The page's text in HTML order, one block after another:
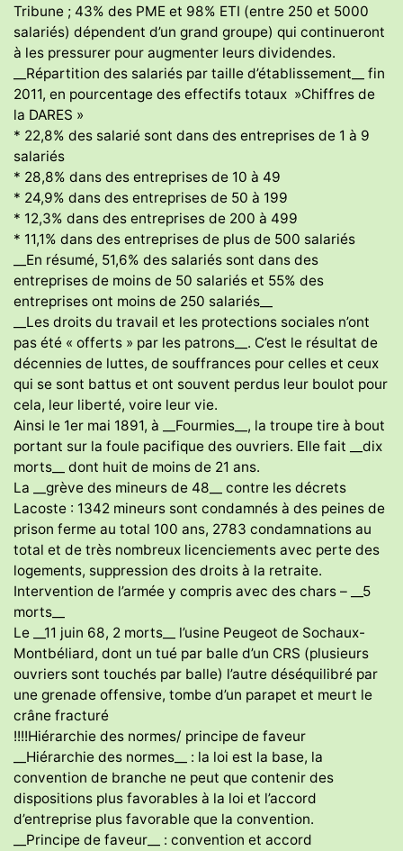
Tribune ; 43% des PME et 98% ETI (entre 250 et 5000
salariés) dépendent d’un grand groupe) qui continueront
à les pressurer pour augmenter leurs dividendes.
__Répartition des salariés par taille d’établissement__ fin
2011, en pourcentage des effectifs totaux »Chiffres de
la DARES »
* 22,8% des salarié sont dans des entreprises de 1 à 9
salariés
* 28,8% dans des entreprises de 10 à 49
* 24,9% dans des entreprises de 50 à 199
* 12,3% dans des entreprises de 200 à 499
* 11,1% dans des entreprises de plus de 500 salariés
__En résumé, 51,6% des salariés sont dans des
entreprises de moins de 50 salariés et 55% des
entreprises ont moins de 250 salariés__
__Les droits du travail et les protections sociales n’ont
pas été « offerts » par les patrons__. C’est le résultat de
décennies de luttes, de souffrances pour celles et ceux
qui se sont battus et ont souvent perdus leur boulot pour
cela, leur liberté, voire leur vie.
Ainsi le 1er mai 1891, à __Fourmies__, la troupe tire à bout
portant sur la foule pacifique des ouvriers. Elle fait __dix
morts__ dont huit de moins de 21 ans.
La __grève des mineurs de 48__ contre les décrets
Lacoste : 1342 mineurs sont condamnés à des peines de
prison ferme au total 100 ans, 2783 condamnations au
total et de très nombreux licenciements avec perte des
logements, suppression des droits à la retraite.
Intervention de l’armée y compris avec des chars – __5
morts__
Le __11 juin 68, 2 morts__ l’usine Peugeot de Sochaux-
Montbéliard, dont un tué par balle d’un CRS (plusieurs
ouvriers sont touchés par balle) l’autre déséquilibré par
une grenade offensive, tombe d’un parapet et meurt le
crâne fracturé
!!!!Hiérarchie des normes/ principe de faveur
__Hiérarchie des normes__ : la loi est la base, la
convention de branche ne peut que contenir des
dispositions plus favorables à la loi et l’accord
d’entreprise plus favorable que la convention.
__Principe de faveur__ : convention et accord